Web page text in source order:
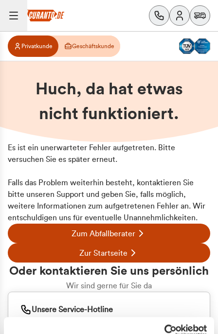
Privatkunde Geschäftskunde
Huch, da hat etwas
nicht funktioniert.
Es ist ein unerwarteter Fehler aufgetreten. Bitte
versuchen Sie es später erneut.
Falls das Problem weiterhin besteht, kontaktieren Sie
bitte unseren Support und geben Sie, falls möglich,
weitere Informationen zum aufgetretenen Fehler an. Wir
entschuldigen uns für eventuelle Unannehmlichkeiten.
Zum Abfallberater
Zur Startseite
Oder kontaktieren Sie uns persönlich
Wir sind gerne für Sie da
Unsere Service-Hotline